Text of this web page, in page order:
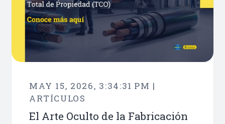
MAY 15, 2026, 3:34:31 PM |
ARTÍCULOS
El Arte Oculto de la Fabricación